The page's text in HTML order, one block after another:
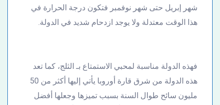
شهر إبريل حتى شهر نوفمبر فتكون درجة الحرارة في
هذا الوقت معتدلة ولا يوجد ازدحام شديد في الدولة.
فهذه الدولة مناسبة لمحبي الاستمتاع بـ الثلج، كما تعد
هذه الدولة من شرق قارة أوروبا يأتي إليها أكثر من 50
مليون سائح طوال السنة بسبب تميزها وجعلها أفضل